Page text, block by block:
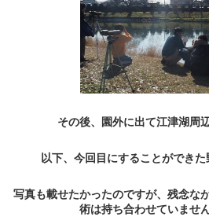
その後、園外に出て江津湖周
以下、今回目にすることができた
写真も載せたかったのですが、残念な
術は持ち合わせていませ